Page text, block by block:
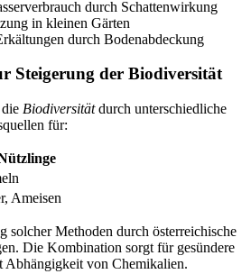
durch Schattenwirkung
in kleinen Gärten
durch Bodenabdeckung
Steigerung der Biodiversität
Biodiversitätdurch unterschiedliche
für:
Ameisen
solcher Methoden durch österreichische
Die Kombination sorgt für gesündere
Abhängigkeit von Chemikalien.